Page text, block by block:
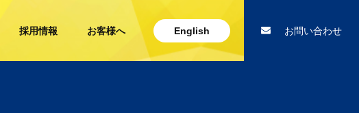
採用情報 お客様へ English お問い合わせ